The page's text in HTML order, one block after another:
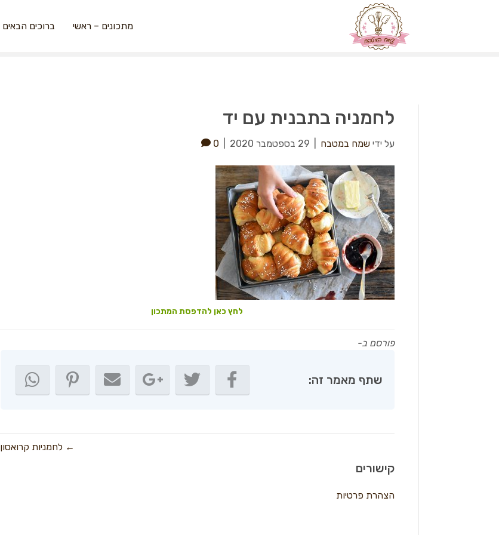
מתכונים – ראשי ברוכים הבאים
לחמניה בתבנית עם יד
על ידי שמח במטבח 29 בספטמבר 2020 0
לחץ כאן להדפסת המתכון
פורסם ב-
שתף מאמר זה:
← לחמניות קרואסון
קישורים
הצהרת פרטיות